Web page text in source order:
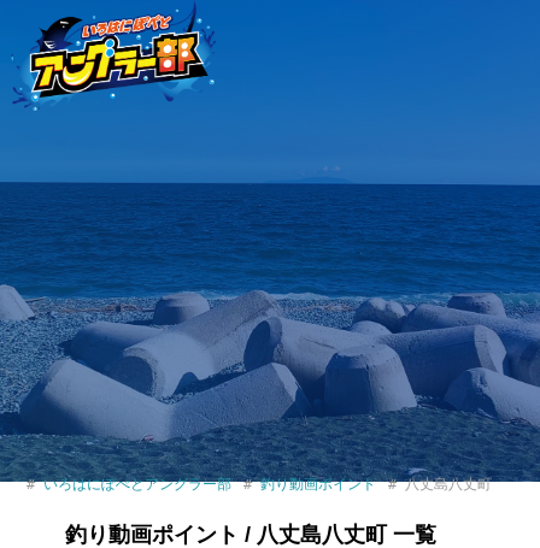
いろはにぽぺとアングラー部 釣り動画ポイント 八丈島八丈町
釣り動画ポイント / 八丈島八丈町 一覧